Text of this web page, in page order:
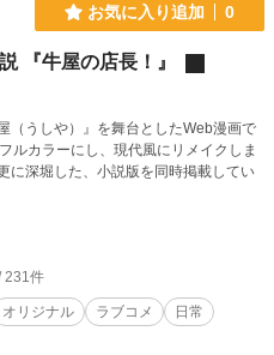
お気に入り追加 0
『牛屋の店長！』
（うしや）』を舞台としたWeb漫画で
ルカラーにし、現代風にリメイクしま
に深堀した、小説版を同時掲載してい
231件
オリジナル ラブコメ
日常